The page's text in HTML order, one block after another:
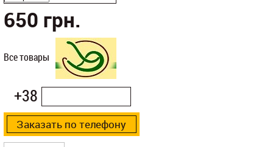
650 грн.
Все товары
+38